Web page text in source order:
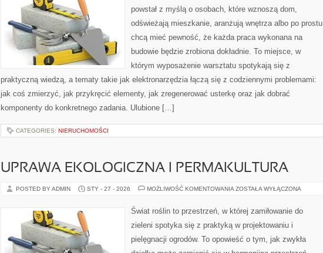
powstał z myślą o osobach, które wznoszą dom,
odświeżają mieszkanie, aranżują wnętrza albo po prostu
chcą mieć pewność, że każda praca wykonana na
budowie będzie zrobiona dokładnie. To miejsce, w
którym wyposażenie warsztatu spotykają się z
praktyczną wiedzą, a tematy takie jak elektronarzędzia łączą się z codziennymi problemami:
jak coś zmierzyć, jak przykręcić elementy, jak zregenerować usterkę oraz jak dobrać
komponenty do konkretnego zadania. Ulubione […]
CATEGORIES: NIERUCHOMOŚCI
UPRAWA EKOLOGICZNA I PERMAKULTURA
POSTED BY ADMIN STY - 27 - 2026 MOŻLIWOŚĆ KOMENTOWANIA UPRAWA
PERMAKULTURA
ZOSTAŁA WYŁĄCZONA
Świat roślin to przestrzeń, w której zamiłowanie do
zieleni spotyka się z praktyką w projektowaniu i
pielęgnacji ogrodów. To opowieść o tym, jak zwykła